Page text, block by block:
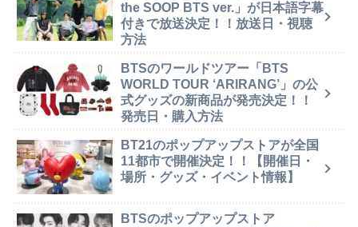
the SOOP BTS ver.」が日本語字幕
付きで放送決定！！放送日・視聴
方法
BTSのワールドツアー「BTS
WORLD TOUR ‘ARIRANG’」の公
式グッズの新商品が発売決定！！
発売日・購入方法
BT21のポップアップストアが全国
11都市で開催決定！！【開催日・
場所・グッズ・イベント情報】
BTSのポップアップストア